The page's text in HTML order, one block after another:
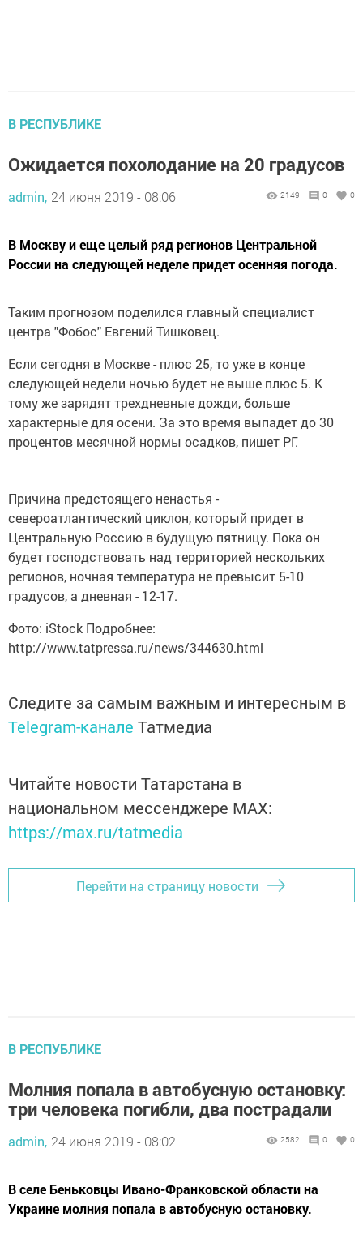
В РЕСПУБЛИКЕ
Ожидается похолодание на 20 градусов
admin, 24 июня 2019 - 08:06 2149 0 0
В Москву и еще целый ряд регионов Центральной
России на следующей неделе придет осенняя погода.
Таким прогнозом поделился главный специалист
центра "Фобос" Евгений Тишковец.
Если сегодня в Москве - плюс 25, то уже в конце
следующей недели ночью будет не выше плюс 5. К
тому же зарядят трехдневные дожди, больше
характерные для осени. За это время выпадет до 30
процентов месячной нормы осадков, пишет РГ.
Причина предстоящего ненастья -
североатлантический циклон, который придет в
Центральную Россию в будущую пятницу. Пока он
будет господствовать над территорией нескольких
регионов, ночная температура не превысит 5-10
градусов, а дневная - 12-17.
Фото: iStock Подробнее:
http://www.tatpressa.ru/news/344630.html
Следите за самым важным и интересным в
Telegram-канале Татмедиа
Читайте новости Татарстана в
национальном мессенджере MАХ:
https://max.ru/tatmedia
Перейти на страницу новости
В РЕСПУБЛИКЕ
Молния попала в автобусную остановку:
три человека погибли, два пострадали
admin, 24 июня 2019 - 08:02 2582 0 0
В селе Беньковцы Ивано-Франковской области на
Украине молния попала в автобусную остановку.